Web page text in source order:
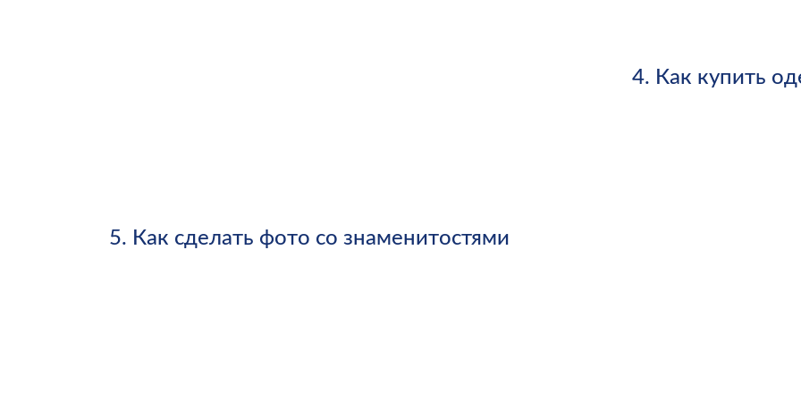
5. Как сделать фото со знаменитостями
4. Как купить